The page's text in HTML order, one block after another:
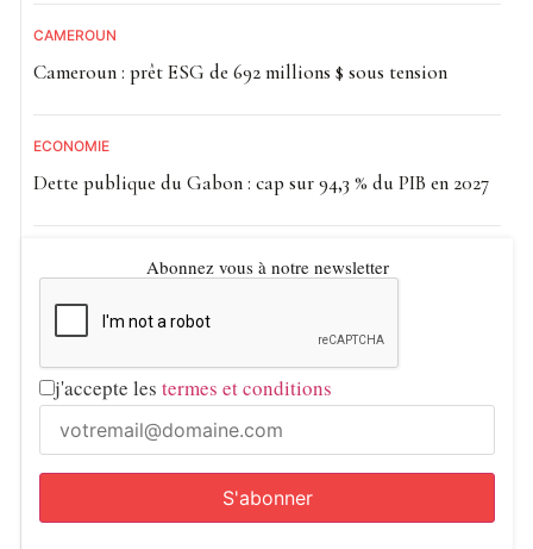
CAMEROUN
Cameroun : prêt ESG de 692 millions $ sous tension
ECONOMIE
Dette publique du Gabon : cap sur 94,3 % du PIB en 2027
Abonnez vous à notre newsletter
j'accepte les termes et conditions